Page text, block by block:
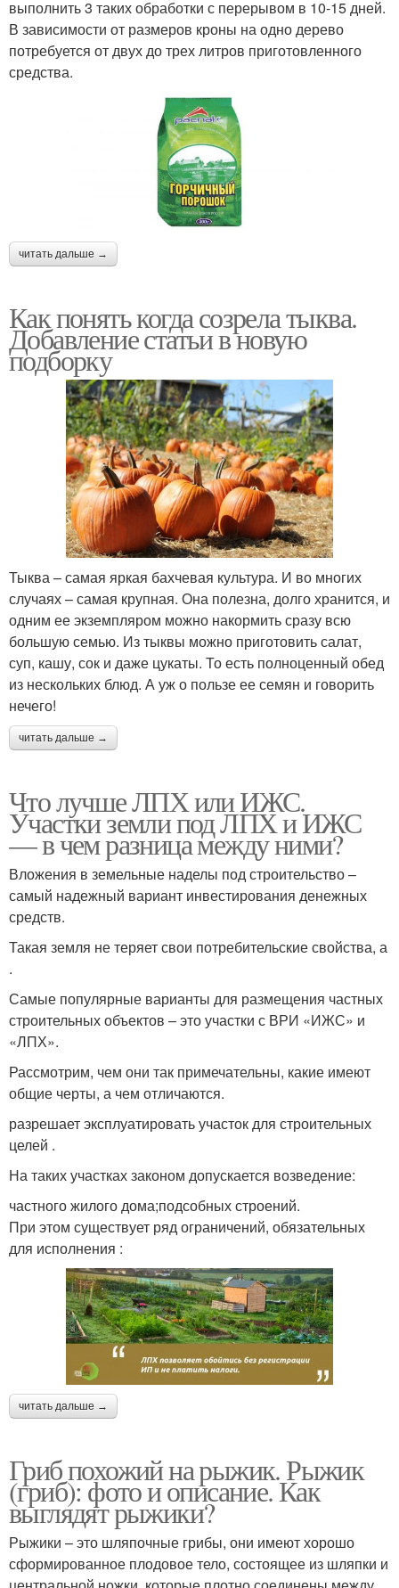
выполнить 3 таких обработки с перерывом в 10-15 дней.
В зависимости от размеров кроны на одно дерево
потребуется от двух до трех литров приготовленного
средства.
читать дальше →
Как понять когда созрела тыква.
Добавление статьи в новую
подборку
Тыква – самая яркая бахчевая культура. И во многих
случаях – самая крупная. Она полезна, долго хранится, и
одним ее экземпляром можно накормить сразу всю
большую семью. Из тыквы можно приготовить салат,
суп, кашу, сок и даже цукаты. То есть полноценный обед
из нескольких блюд. А уж о пользе ее семян и говорить
нечего!
читать дальше →
Что лучше ЛПХ или ИЖС.
Участки земли под ЛПХ и ИЖС
— в чем разница между ними?
Вложения в земельные наделы под строительство –
самый надежный вариант инвестирования денежных
средств.
Такая земля не теряет свои потребительские свойства, а
.
Самые популярные варианты для размещения частных
строительных объектов – это участки с ВРИ «ИЖС» и
«ЛПХ».
Рассмотрим, чем они так примечательны, какие имеют
общие черты, а чем отличаются.
разрешает эксплуатировать участок для строительных
целей .
На таких участках законом допускается возведение:
частного жилого дома;подсобных строений.
При этом существует ряд ограничений, обязательных
для исполнения :
читать дальше →
Гриб похожий на рыжик. Рыжик
(гриб): фото и описание. Как
выглядят рыжики?
Рыжики – это шляпочные грибы, они имеют хорошо
сформированное плодовое тело, состоящее из шляпки и